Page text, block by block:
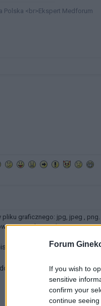
Forum
If you wish to
sensitive
confirm your
continue
Polska <br>Ekspert Medforum
graficznego: jpg, jpeg , png.
przekraczać 0.6MB.
o odpowiedzi